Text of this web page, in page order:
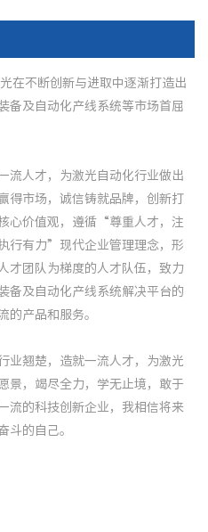
在不断创新与进取中逐渐打造出
备及自动化产线系统等市场首屈
流人才，为激光自动化行业做出
市场，诚信铸就品牌，创新打
心价值观，遵循“尊重人才，注
行有力”现代企业管理理念，形
才团队为梯度的人才队伍，致力
备及自动化产线系统解决平台的
的产品和服务。
业翘楚，造就一流人才，为激光
景，竭尽全力，学无止境，敢于
流的科技创新企业，我相信将来
斗的自己。